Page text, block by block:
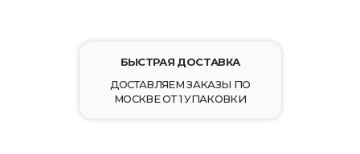
БЫСТРАЯ ДОСТАВКА
ДОСТАВЛЯЕМ ЗАКАЗЫ ПО
МОСКВЕ ОТ 1 УПАКОВКИ